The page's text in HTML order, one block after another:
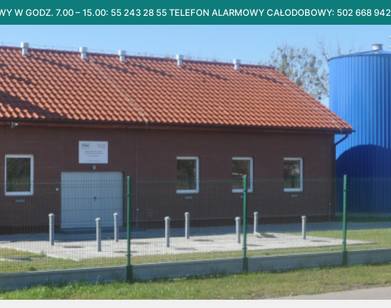
W GODZ. 7.00 – 15.00: 55 243 28 55 TELEFON ALARMOWY CAŁODOBOWY: 502 668 942